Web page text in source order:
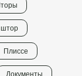
Плиссе
Документы